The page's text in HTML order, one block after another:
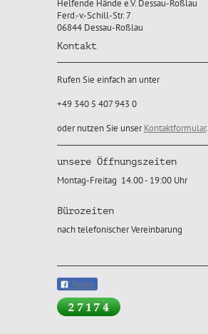
Helfende Hände e.V. Dessau-Roßlau
Ferd.-v.-Schill-Str. 7
06844 Dessau-Roßlau
Kontakt
Rufen Sie einfach an unter
+49 340 5 407 943 0
oder nutzen Sie unserKontaktformular.
unsere Öffnungszeiten
Montag-Freitag 14.00 - 19:00 Uhr
Bürozeiten
nach telefonischer Vereinbarung
Teilen